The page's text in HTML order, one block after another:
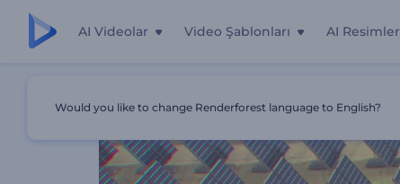
AI Videolar Video Şablonları AI Resimler
Would you like to change Renderforest language to English?